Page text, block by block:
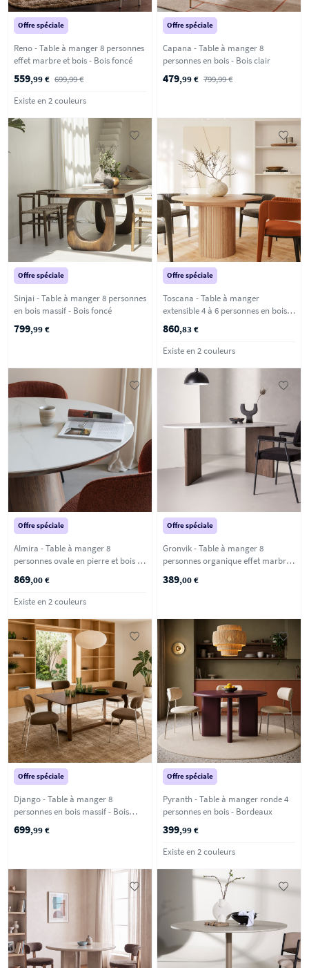
Offre spéciale
Reno - Table à manger 8 personnes
effet marbre et bois - Bois foncé
559,99 € 699,99 €
Existe en 2 couleurs
Offre spéciale
Capana - Table à manger 8
personnes en bois - Bois clair
479,99 € 799,99 €
Offre spéciale
Sinjai - Table à manger 8 personnes
en bois massif - Bois foncé
799,99 €
Offre spéciale
Toscana - Table à manger
extensible 4 à 6 personnes en bois
860,83 €
Existe en 2 couleurs
Offre spéciale
Almira - Table à manger 8
personnes ovale en pierre et bois -
869,00 €
Existe en 2 couleurs
Offre spéciale
Gronvik - Table à manger 8
personnes organique effet marbre -
389,00 €
Offre spéciale
Django - Table à manger 8
personnes en bois massif - Bois
foncé
699,99 €
Offre spéciale
Pyranth - Table à manger ronde 4
personnes en bois - Bordeaux
399,99 €
Existe en 2 couleurs